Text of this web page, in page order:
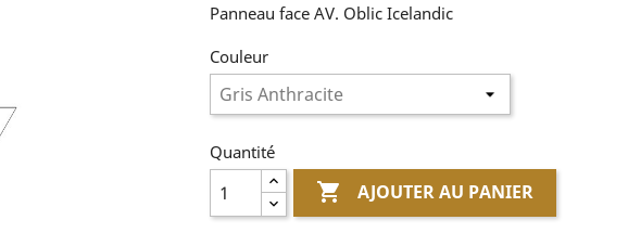
Panneau face AV. Oblic Icelandic
Couleur
Quantité
 AJOUTER AU PANIER